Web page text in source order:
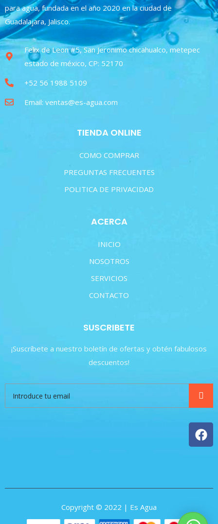
para agua, fundada en el año 2020 en la ciudad de
Guadalajara, Jalisco.
Felix de Leon #5, San Jeronimo chicahualco, metepec
estado de méxico, CP: 52170
+52 56 1988 5109
Email: ventas@es-agua.com
TIENDA ONLINE
COMO COMPRAR
PREGUNTAS FRECUENTES
POLITICA DE PRIVACIDAD
ACERCA
INICIO
NOSOTROS
SERVICIOS
CONTACTO
SUSCRIBETE
¡Suscríbete a nuestro boletín de ofertas y obtén fabulosos
descuentos!
Copyright © 2022 | Es Agua